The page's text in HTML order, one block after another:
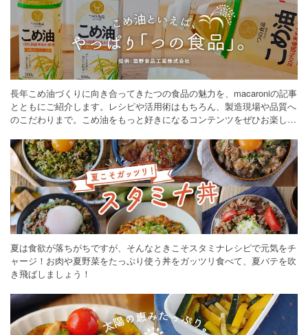
長年こめ油づくりに向き合ってきたつの食品の魅力を、macaroniの記事
とともにご紹介します。レシピや活用術はもちろん、製造現場や品質へ
のこだわりまで。こめ油をもっと好きになるコンテンツをぜひお楽しみ
夏は食欲が落ちがちですが、そんなときこそスタミナレシピで元気をチ
ャージ！お肉や夏野菜をたっぷり使う丼をガッツリ食べて、夏バテを吹
き飛ばしましょう！